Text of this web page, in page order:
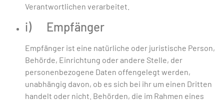
Verantwortlichen verarbeitet.
i) Empfänger
Empfänger ist eine natürliche oder juristische Person,
Behörde, Einrichtung oder andere Stelle, der
personenbezogene Daten offengelegt werden,
unabhängig davon, ob es sich bei ihr um einen Dritten
handelt oder nicht. Behörden, die im Rahmen eines